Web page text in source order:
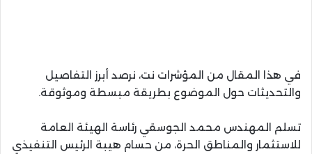
في هذا المقال من المؤشرات نت، نرصد أبرز التفاصيل
والتحديثات حول الموضوع بطريقة مبسطة وموثوقة.
تسلم المهندس محمد الجوسقي رئاسة الهيئة العامة
للاستثمار والمناطق الحرة، من حسام هيبة الرئيس التنفيذي